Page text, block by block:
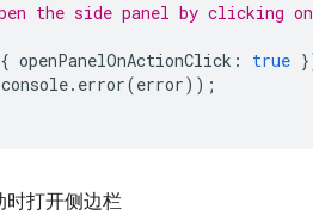
the side panel by clicking
openPanelOnActionClick : true
console. error(error));
时打开侧边栏